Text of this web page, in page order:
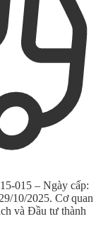
015 – Ngày cấp:
10/2025. Cơ quan
và Đầu tư thành